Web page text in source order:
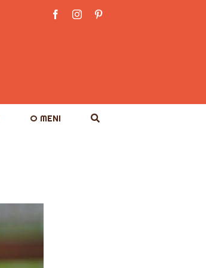
FacebookInstagram
O MENI